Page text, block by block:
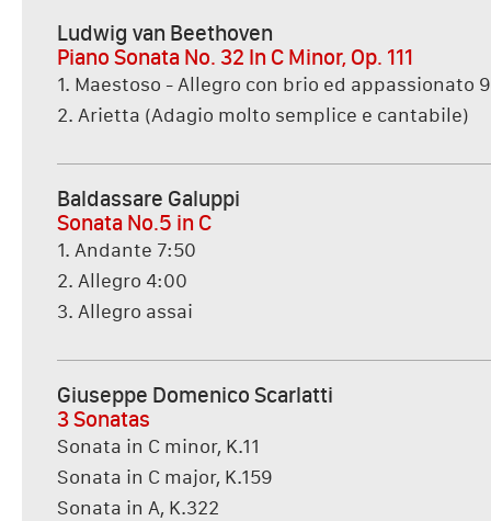
Ludwig van Beethoven
Piano Sonata No. 32 In C Minor, Op. 111
1. Maestoso - Allegro con brio ed appassionato
2. Arietta (Adagio molto semplice e cantabile)
Baldassare Galuppi
Sonata No.5 in C
1. Andante 7:50
2. Allegro 4:00
3. Allegro assai
Giuseppe Domenico Scarlatti
3 Sonatas
Sonata in C minor, K.11
Sonata in C major, K.159
Sonata in A, K.322